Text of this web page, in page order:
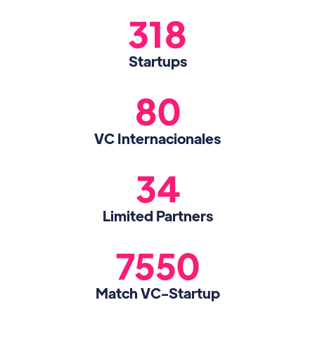
318
Startups
80
VC Internacionales
34
Limited Partners
7550
Match VC-Startup